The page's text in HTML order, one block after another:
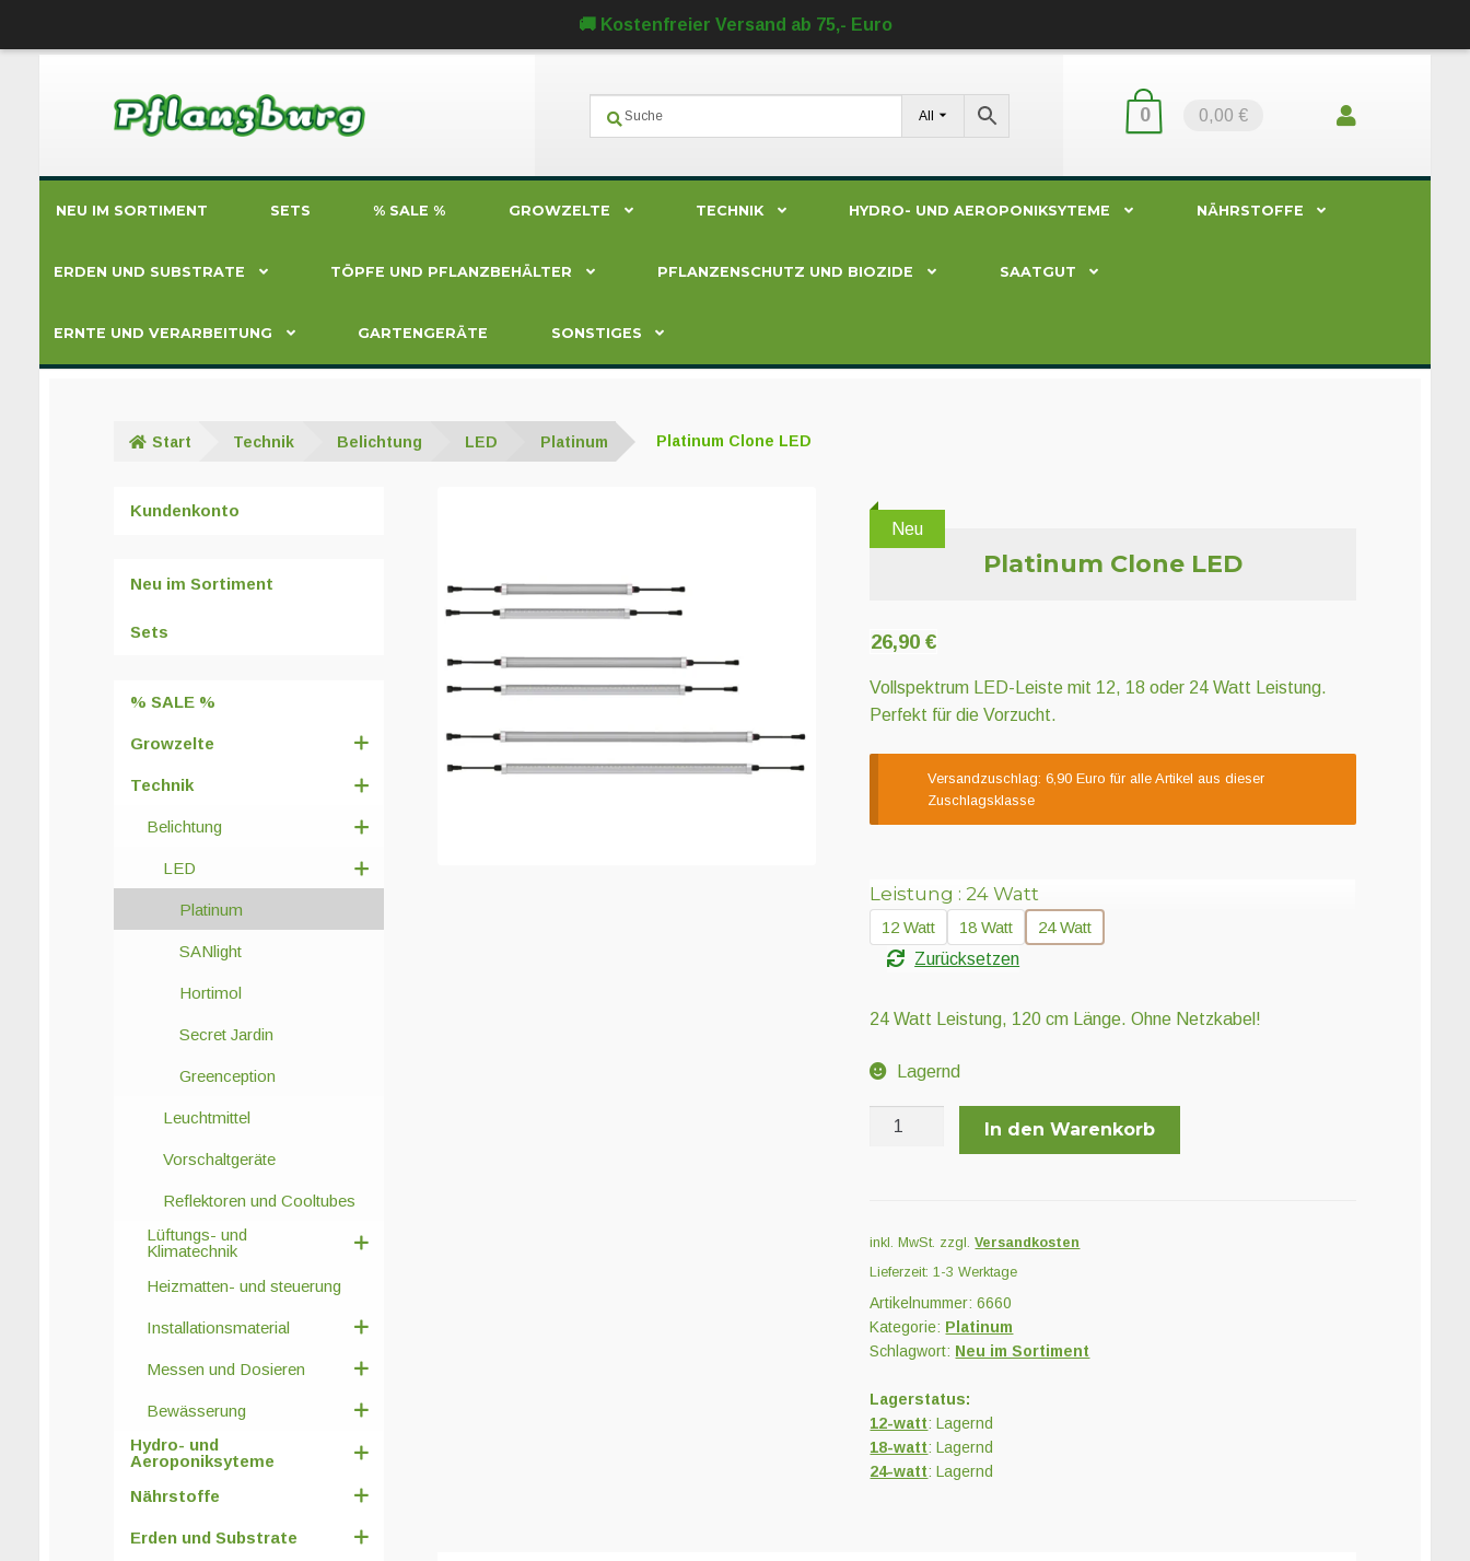
🚚 Kostenfreier Versand ab 75,- Euro
Navigation
All 0 0,00 €
NEU IM SORTIMENT SETS % SALE % GROWZELTE TECHNIK HYDRO- UND AEROPONIKSYTEME NÄHRSTOFFE
ERDEN UND SUBSTRATE TÖPFE UND PFLANZBEHÄLTER PFLANZENSCHUTZ UND BIOZIDE SAATGUT
ERNTE UND VERARBEITUNG GARTENGERÄTE SONSTIGES
Start Technik Belichtung LED Platinum Platinum Clone LED
Neu
Platinum Clone LED
26,90€
Vollspektrum LED-Leiste mit 12, 18 oder 24 Watt Leistung.
Perfekt für die Vorzucht.
Versandzuschlag: 6,90 Euro für alle Artikel aus dieser
Zuschlagsklasse
Leistung 24 Watt
12 Watt 18 Watt
24 Watt
Zurücksetzen
24 Watt Leistung, 120 cm Länge. Ohne Netzkabel!
Lagernd
Platinum
In den Warenkorb
inkl. MwSt. zzgl.Versandkosten
Lieferzeit:1-3 Werktage
Artikelnummer:6660
Kategorie: Platinum
Schlagwort: Neu im Sortiment
Lagerstatus:
12-watt: Lagernd
18-watt: Lagernd
24-watt: Lagernd
Kundenkonto
Neu im Sortiment
Sets
% SALE %
Growzelte
Technik
Belichtung
LED
Platinum
SANlight
Hortimol
Secret Jardin
Greenception
Leuchtmittel
Vorschaltgeräte
Reflektoren und Cooltubes
Lüftungs- und
Klimatechnik
Heizmatten- und steuerung
Installationsmaterial
Messen und Dosieren
Bewässerung
Hydro- und
Aeroponiksyteme
Nährstoffe
Erden und Substrate